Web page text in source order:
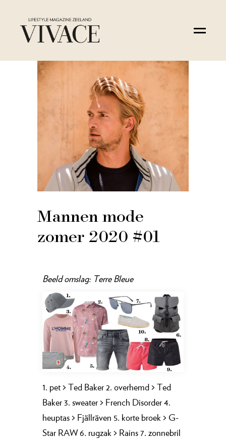
Mannen mode
zomer 2020 #01
Beeld omslag: Terre Bleue
1. pet > Ted Baker 2. overhemd > Ted
Baker 3. sweater > French Disorder 4.
heuptas > Fjällräven 5. korte broek > G-
Star RAW 6. rugzak > Rains 7. zonnebril